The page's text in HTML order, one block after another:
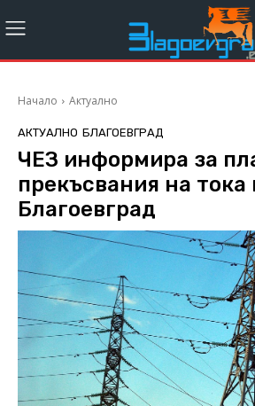
Начало Актуално
АКТУАЛНО БЛАГОЕВГРАД
ЧЕЗ информира за
прекъсвания на тока
Благоевград